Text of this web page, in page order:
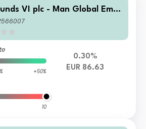
VI plc - Man Global Emer
Debt Total Return DRW
+50%
10
0.30%
EUR 86.63